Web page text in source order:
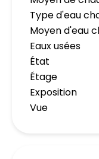
Type d'eau
Moyen d'eau
Eaux usées
État
Étage
Exposition
Vue